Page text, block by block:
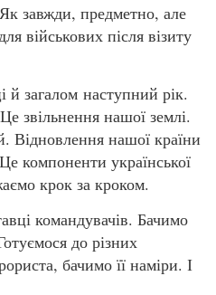
завжди, предметно, але
військових після візиту
й загалом наступний рік.
звільнення нашої землі.
Відновлення нашої країни
компоненти української
крок за кроком.
командувачів. Бачимо
до різних
бачимо її наміри. І